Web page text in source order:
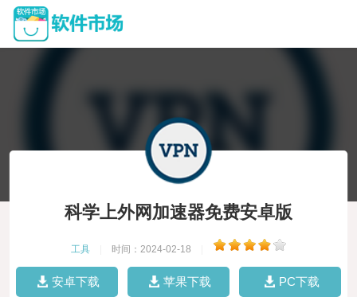
科学上外网加速器免费安卓版
工具 时间：2024-02-18
安卓下载 苹果下载 PC下载